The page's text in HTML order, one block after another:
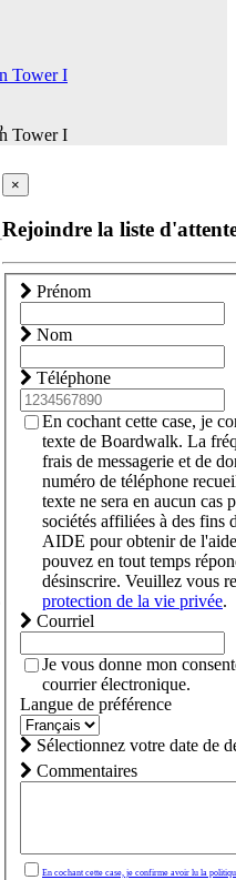
×
Rejoindre la liste
Prénom
Nom
Téléphone
En cochant cette case, je
texte de Boardwalk. La
frais de messagerie et de
numéro de téléphone
texte ne sera en aucun cas
sociétés affiliées à des fins
AIDE pour obtenir de
pouvez en tout temps
désinscrire. Veuillez vous
protection de la vie privée.
Courriel
Je vous donne mon
courrier électronique.
Langue de préférence
Sélectionnez votre date de
Commentaires
En cochant cette case, je confirme avoir lu la